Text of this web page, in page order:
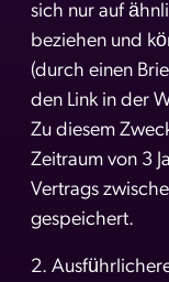
sich nur auf
beziehen und
(durch einen
den Link in der
Zu diesem
Zeitraum von 3
Vertrags
gespeichert.
2.